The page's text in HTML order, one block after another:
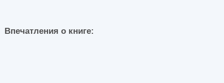
Впечатления о книге: